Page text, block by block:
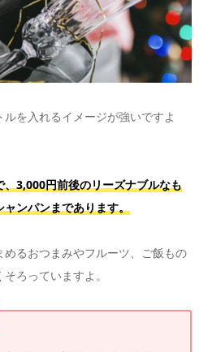
を入れるイメージが強いですよ
3,000円前後のリーズナブルなも
ンパンまであります。
めるおつまみやフルーツ、ご飯もの
ろっていますよ。